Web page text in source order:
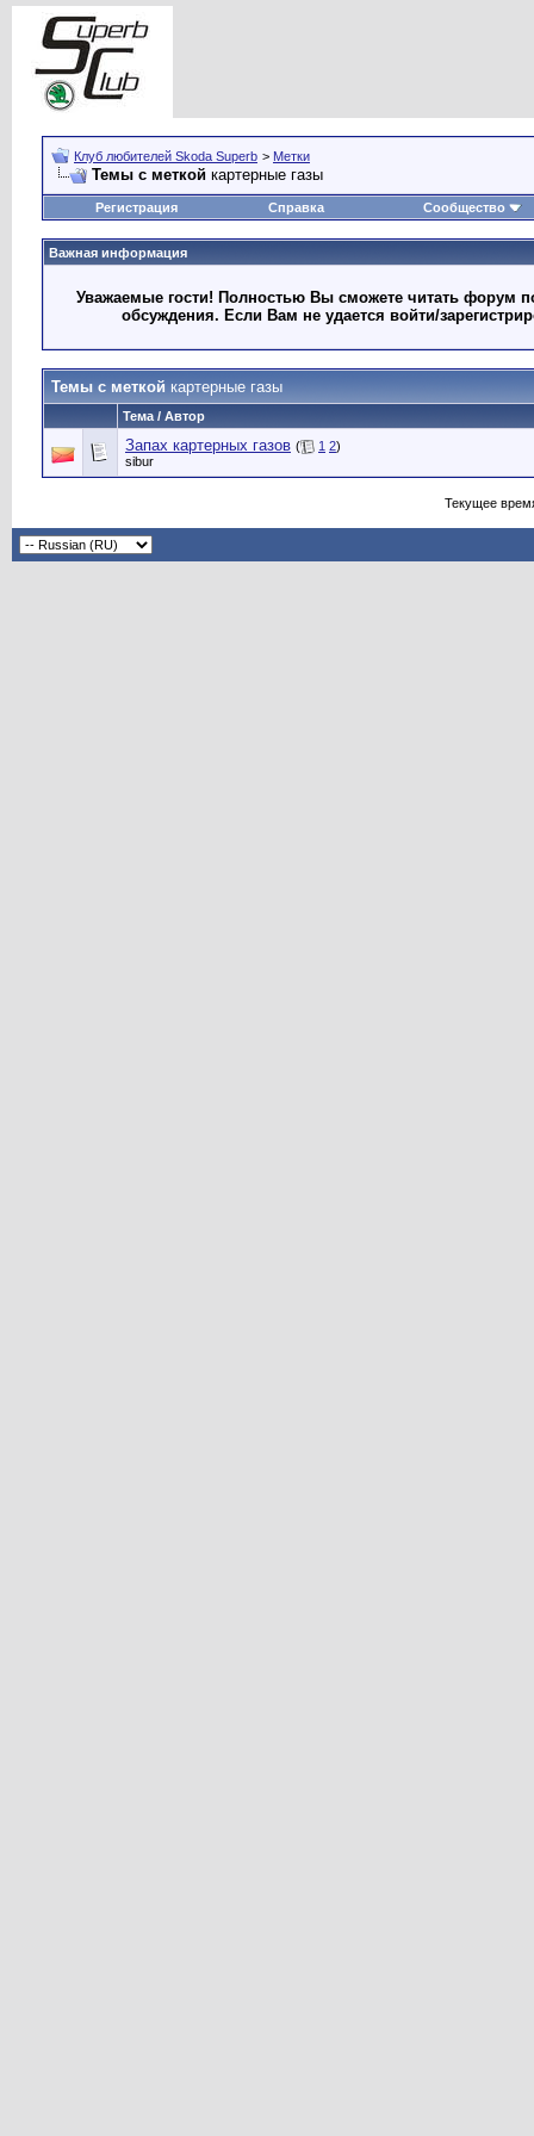
Клуб любителей Skoda Superb > Метки
Темы с меткой картерные газы
Регистрация Справка Сообщество
Важная информация
Уважаемые гости! Полностью Вы сможете читать форум
обсуждения. Если Вам не удается войти/
Темы с меткой картерные газы
Тема / Автор
Запах картерных газов ( 1 2)
sibur
Текущее